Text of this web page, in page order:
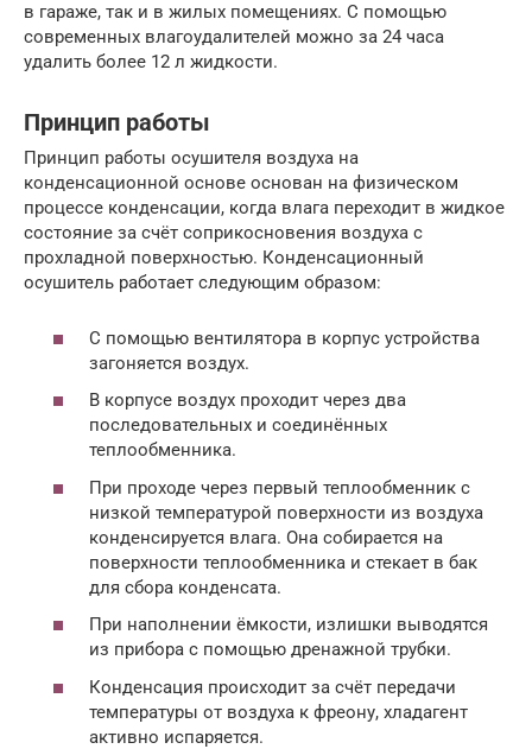
в гараже, так и в жилых помещениях. С помощью
современных влагоудалителей можно за 24 часа
удалить более 12 л жидкости.
Принцип работы
Принцип работы осушителя воздуха на
конденсационной основе основан на физическом
процессе конденсации, когда влага переходит в жидкое
состояние за счёт соприкосновения воздуха с
прохладной поверхностью. Конденсационный
осушитель работает следующим образом:
С помощью вентилятора в корпус устройства
загоняется воздух.
В корпусе воздух проходит через два
последовательных и соединённых
теплообменника.
При проходе через первый теплообменник с
низкой температурой поверхности из воздуха
конденсируется влага. Она собирается на
поверхности теплообменника и стекает в бак
для сбора конденсата.
При наполнении ёмкости, излишки выводятся
из прибора с помощью дренажной трубки.
Конденсация происходит за счёт передачи
температуры от воздуха к фреону, хладагент
активно испаряется.